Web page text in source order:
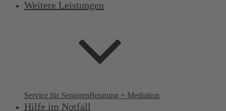
Weitere Leistungen
Service für SeniorenBeratung + Mediation
Hilfe im Notfall